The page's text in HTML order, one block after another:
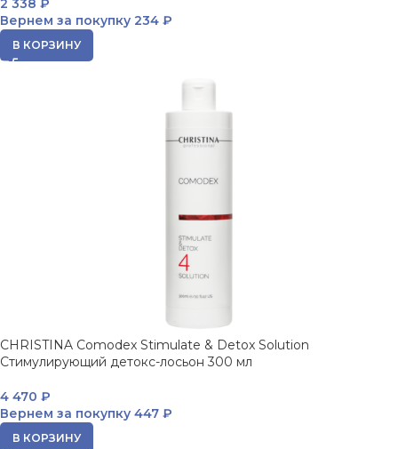
2 338 ₽
Вернем за покупку 234 ₽
В КОРЗИНУ
CHRISTINA Comodex Stimulate & Detox Solution
Стимулирующий детокс-лосьон 300 мл
4 470 ₽
Вернем за покупку 447 ₽
В КОРЗИНУ